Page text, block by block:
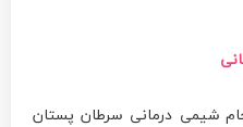
شیمی درمانی سرطان پستان